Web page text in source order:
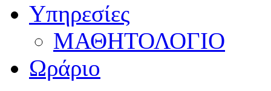
Υπηρεσίες
ΜΑΘΗΤΟΛΟΓΙΟ
Ωράριο